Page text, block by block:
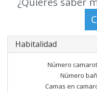
Habitalidad
Número
Número
Camas en